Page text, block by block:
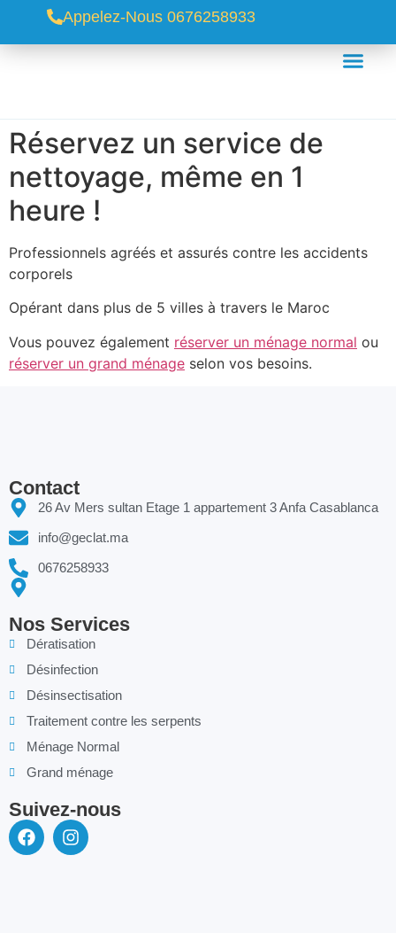
Appelez-Nous 0676258933
Réservez un service de
nettoyage, même en 1
heure !
Professionnels agréés et assurés contre les accidents
corporels
Opérant dans plus de 5 villes à travers le Maroc
Vous pouvez également réserver un ménage normal ou
réserver un grand ménage selon vos besoins.
Contact
26 Av Mers sultan Etage 1 appartement 3 Anfa Casablanca
info@geclat.ma
0676258933
Nos Services
Dératisation
Désinfection
Désinsectisation
Traitement contre les serpents
Ménage Normal
Grand ménage
Suivez-nous